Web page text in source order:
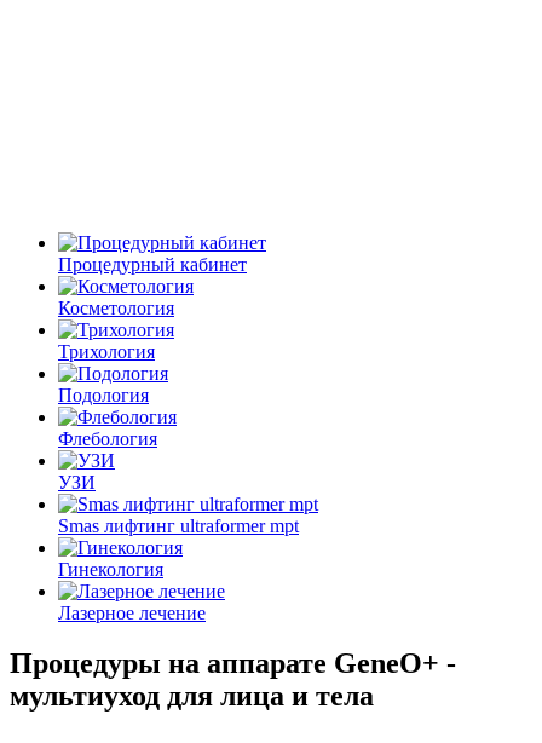
Процедурный кабинет
Косметология
Трихология
Подология
Флебология
УЗИ
Smas лифтинг ultraformer mpt
Гинекология
Лазерное лечение
Процедуры на аппарате GeneO+ -
мультиуход для лица и тела